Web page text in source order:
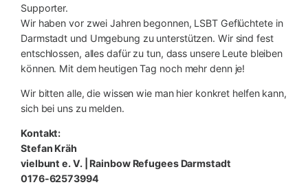
Supporter.
Wir haben vor zwei Jahren begonnen, LSBT Geflüchtete in
Darmstadt und Umgebung zu unterstützen. Wir sind fest
entschlossen, alles dafür zu tun, dass unsere Leute bleiben
können. Mit dem heutigen Tag noch mehr denn je!
Wir bitten alle, die wissen wie man hier konkret helfen kann,
sich bei uns zu melden.
Kontakt:
Stefan Kräh
vielbunt e. V. | Rainbow Refugees Darmstadt
0176-62573994